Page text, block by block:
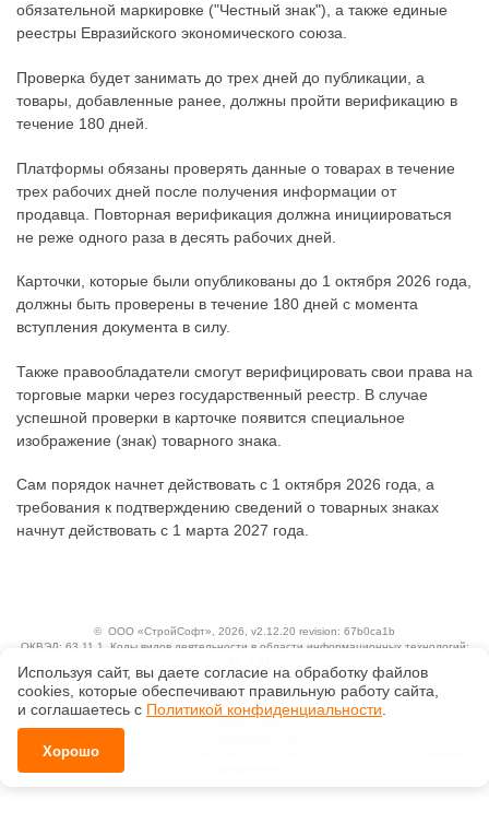
обязательной маркировке ("Честный знак"), а также единые
реестры Евразийского экономического союза.
Проверка будет занимать до трех дней до публикации, а
товары, добавленные ранее, должны пройти верификацию в
течение 180 дней.
Платформы обязаны проверять данные о товарах в течение
трех рабочих дней после получения информации от
продавца. Повторная верификация должна инициироваться
не реже одного раза в десять рабочих дней.
Карточки, которые были опубликованы до 1 октября 2026 года,
должны быть проверены в течение 180 дней с момента
вступления документа в силу.
Также правообладатели смогут верифицировать свои права на
торговые марки через государственный реестр. В случае
успешной проверки в карточке появится специальное
изображение (знак) товарного знака.
Сам порядок начнет действовать с 1 октября 2026 года, а
требования к подтверждению сведений о товарных знаках
начнут действовать с 1 марта 2027 года.
© ООО «СтройСофт», 2026, v2.12.20 revision: 67b0ca1b
ОКВЭД: 63.11.1, Коды видов деятельности в области информационных технологий:
Ценовая политика
Технологии
Справка о регистрации продуктов АО «Кодекс» в Реестре российского программного
Используя сайт, вы даете согласие на обработку файлов
сооkiеs, которые обеспечивают правильную работу сайта,
и соглашаетесь с Политикой конфиденциальности
Хорошо